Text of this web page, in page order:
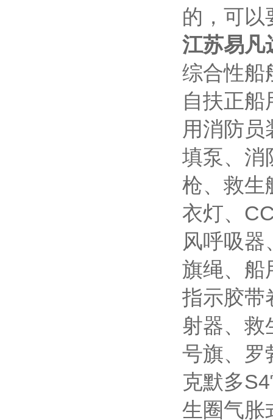
的，可以
江苏易凡
综合性船
自扶正
用消防
填泵、消
枪、救生
衣灯、
风呼吸
旗绳、船
指示胶带
射器、救
号旗、罗
克默多
生圈气胀